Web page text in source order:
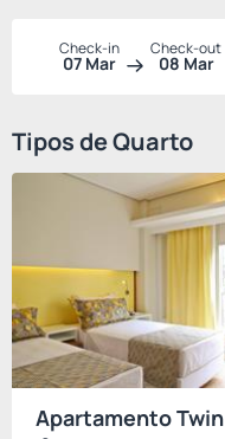
Check-in
07 Mar
Check-out
08 Mar
Tipos de Quarto
Apartamento Twin